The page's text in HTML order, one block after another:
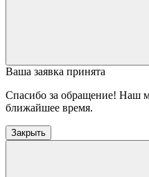
Ваша заявка принята
Спасибо за обращение! Наш
ближайшее время.
Закрыть